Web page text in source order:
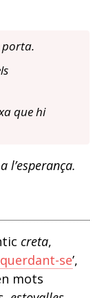
porta.
que hi
l’esperança.
creta,
se’,
mots